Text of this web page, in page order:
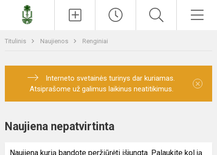
Titulinis Naujienos Renginiai
Interneto svetainės turinys dar kuriamas.
Atsiprašome už galimus laikinus neatitikimus.
×
Naujiena nepatvirtinta
Naujiena kurią bandote peržiūrėti išjungta. Palaukite kol ją